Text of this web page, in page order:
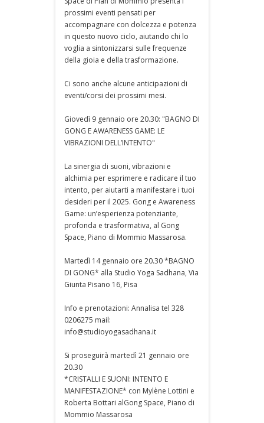
prossimi eventi pensati per
accompagnare con dolcezza e potenza
in questo nuovo ciclo, aiutando chi lo
voglia a sintonizzarsi sulle frequenze
della gioia e della trasformazione.
Ci sono anche alcune anticipazioni di
eventi/corsi dei prossimi mesi.
Giovedì 9 gennaio ore 20.30: "BAGNO DI
GONG E AWARENESS GAME: LE
VIBRAZIONI DELL’INTENTO"
La sinergia di suoni, vibrazioni e
alchimia per esprimere e radicare il tuo
intento, per aiutarti a manifestare i tuoi
desideri per il 2025. Gong e Awareness
Game: un’esperienza potenziante,
profonda e trasformativa, al Gong
Space, Piano di Mommio Massarosa.
Martedì 14 gennaio ore 20.30 *BAGNO
DI GONG* alla Studio Yoga Sadhana, Via
Giunta Pisano 16, Pisa
Info e prenotazioni: Annalisa tel 328
0206275 mail:
info@studioyogasadhana.it
Si proseguirà martedì 21 gennaio ore
20.30
*CRISTALLI E SUONI: INTENTO E
MANIFESTAZIONE* con Mylène Lottini e
Roberta Bottari alGong Space, Piano di
Mommio Massarosa